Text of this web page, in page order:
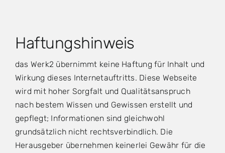
Haftungshinweis
das Werk2 übernimmt keine Haftung für Inhalt und
Wirkung dieses Internetauftritts. Diese Webseite
wird mit hoher Sorgfalt und Qualitätsanspruch
nach bestem Wissen und Gewissen erstellt und
gepflegt; Informationen sind gleichwohl
grundsätzlich nicht rechtsverbindlich. Die
Herausgeber übernehmen keinerlei Gewähr für die